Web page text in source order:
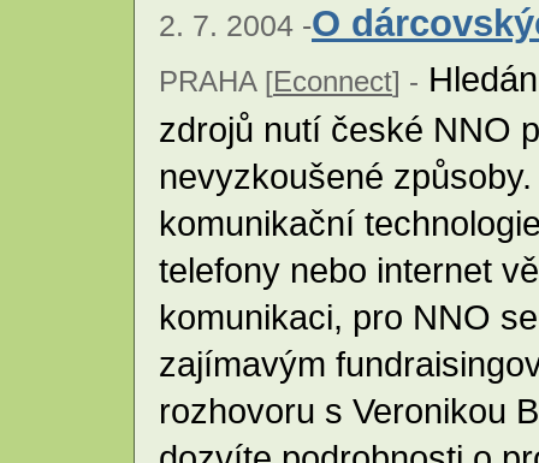
2. 7. 2004 -O
PRAHA [Econnect] -
zdrojů nutí české NNO
nevyzkoušené
komunikační
telefony nebo internet
komunikaci, pro NNO
zajímavým
rozhovoru s Veronikou